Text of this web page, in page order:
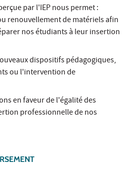
par l'IEP nous permet :
renouvellement de matériels afin
nos étudiants à leur insertion
dispositifs pédagogiques,
ou l'intervention de
en faveur de l'égalité des
professionnelle de nos